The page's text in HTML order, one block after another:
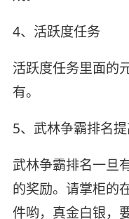
4、活跃度任务
活跃度任务里面的
有。
5、武林争霸排名
武林争霸排名一旦
的奖励。请掌柜的
件哟，真金白银，